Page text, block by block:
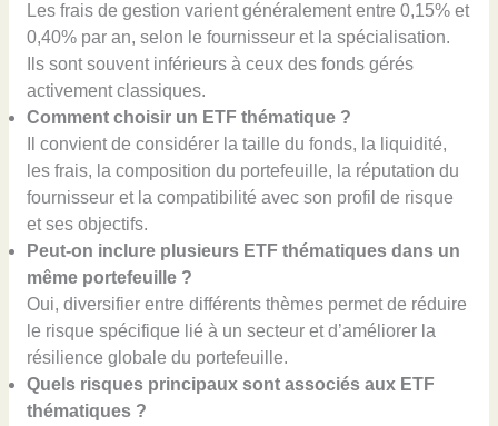
Les frais de gestion varient généralement entre 0,15% et
0,40% par an, selon le fournisseur et la spécialisation.
Ils sont souvent inférieurs à ceux des fonds gérés
activement classiques.
Comment choisir un ETF thématique ?
Il convient de considérer la taille du fonds, la liquidité,
les frais, la composition du portefeuille, la réputation du
fournisseur et la compatibilité avec son profil de risque
et ses objectifs.
Peut-on inclure plusieurs ETF thématiques dans un
même portefeuille ?
Oui, diversifier entre différents thèmes permet de réduire
le risque spécifique lié à un secteur et d’améliorer la
résilience globale du portefeuille.
Quels risques principaux sont associés aux ETF
thématiques ?